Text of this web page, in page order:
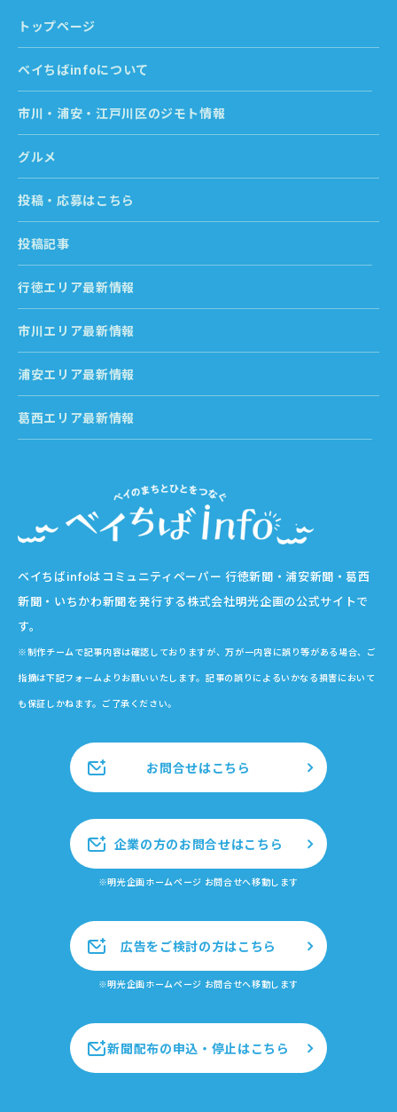
ベイちばinfoはコミュニティペーパー 行徳新聞・浦安新聞・葛西
新聞・いちかわ新聞を発行する株式会社明光企画の公式サイトで
す。
※制作チームで記事内容は確認しておりますが、万が一内容に誤り等がある場合、ご
指摘は下記フォームよりお願いいたします。記事の誤りによるいかなる損害において
も保証しかねます。ご了承ください。
お問合せはこちら
企業の方のお問合せはこちら
※明光企画ホームページ お問合せへ移動します
広告をご検討の方はこちら
※明光企画ホームページ お問合せへ移動します
新聞配布の申込・停止はこちら
トップページ
ベイちばinfoについて
市川・浦安・江戸川区のジモト情報
グルメ
投稿・応募はこちら
投稿記事
行徳エリア最新情報
市川エリア最新情報
浦安エリア最新情報
葛西エリア最新情報